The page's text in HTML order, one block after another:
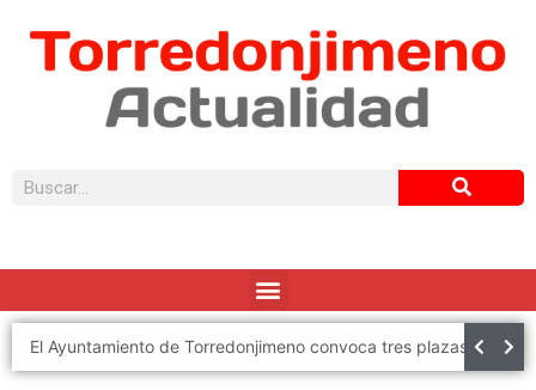
El Ayuntamiento de Torredonjimeno convoca tres plazas de Policía Local